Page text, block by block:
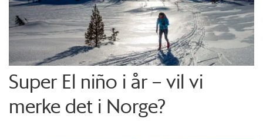
Super El niño i år – vil vi
merke det i Norge?